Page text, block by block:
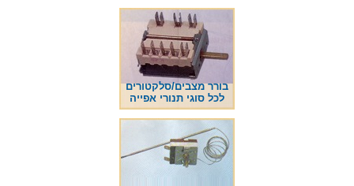
בורר מצבים/סלקטורים
לכל סוגי תנורי אפייה